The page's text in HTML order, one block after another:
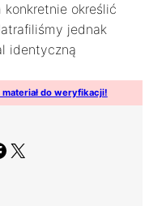
określić
jednak
identyczną
materiał do weryfikacji!
X